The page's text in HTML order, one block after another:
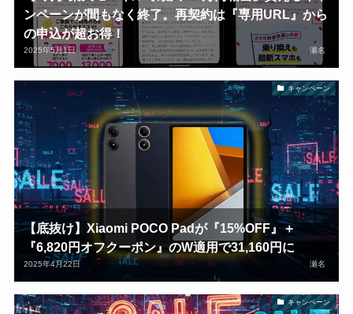
ンペーンが間もなく終了。再契約は『専用URL』から
の申込が超お得！
2025年5月1日 瀬名
キャンペーン
【底抜け】Xiaomi POCO Padが『15%OFF』＋
『6,820円オフクーポン』のW適用で31,160円に
2025年4月22日 瀬名
キャンペーン